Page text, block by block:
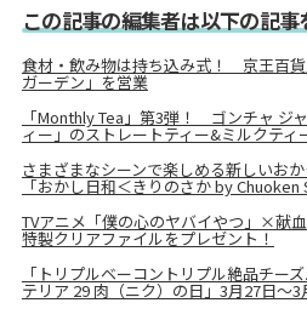
この記事の編集者は以下の記
食材・飲み物は持ち込み式！ 京王百
ガーデン」を営業
「Monthly Tea」第3弾！ ゴンチャ ジ
ィー」のストレートティー&ミルクティ
さまざまなシーンで楽しめる新しいお
「おかし日和＜きりのさか by Chuoken
TVアニメ「僕の心のヤバイやつ」×献
特製クリアファイルをプレゼント！
「トリプルベーコントリプル絶品チー
テリア 29 肉（ニク）の日」3月27日～3